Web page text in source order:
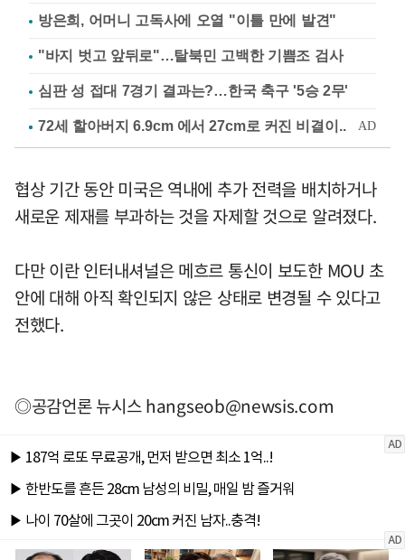
방은희, 어머니 고독사에 오열 "이틀 만에 발견"
"바지 벗고 앞뒤로"…탈북민 고백한 기쁨조 검사
심판 성 접대 7경기 결과는?…한국 축구 '5승 2무'
협상 기간 동안 미국은 역내에 추가 전력을 배치하거나
새로운 제재를 부과하는 것을 자제할 것으로 알려졌다.
다만 이란 인터내셔널은 메흐르 통신이 보도한 MOU 초
안에 대해 아직 확인되지 않은 상태로 변경될 수 있다고
전했다.
◎공감언론 뉴시스hangseob@newsis.com